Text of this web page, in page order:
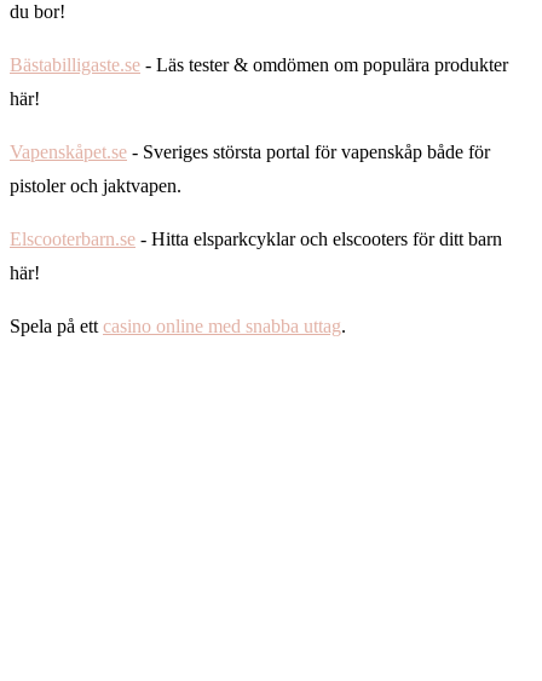
du bor!
Bästabilligaste.se - Läs tester & omdömen om populära produkter
här!
Vapenskåpet.se - Sveriges största portal för vapenskåp både för
pistoler och jaktvapen.
Elscooterbarn.se - Hitta elsparkcyklar och elscooters för ditt barn
här!
Spela på ett casino online med snabba uttag.